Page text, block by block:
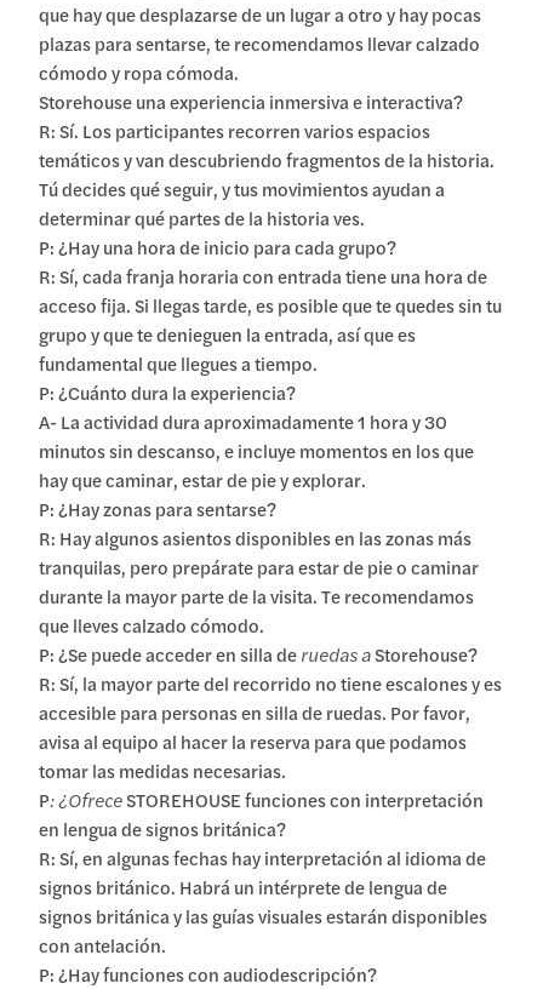
que hay que desplazarse de un lugar a otro y hay pocas
plazas para sentarse, te recomendamos llevar calzado
cómodo y ropa cómoda.
Storehouse una experiencia inmersiva e interactiva?
R: Sí. Los participantes recorren varios espacios
temáticos y van descubriendo fragmentos de la historia.
Tú decides qué seguir, y tus movimientos ayudan a
determinar qué partes de la historia ves.
P: ¿Hay una hora de inicio para cada grupo?
R: Sí, cada franja horaria con entrada tiene una hora de
acceso fija. Si llegas tarde, es posible que te quedes sin tu
grupo y que te denieguen la entrada, así que es
fundamental que llegues a tiempo.
P: ¿Cuánto dura la experiencia?
A- La actividad dura aproximadamente 1 hora y 30
minutos sin descanso, e incluye momentos en los que
hay que caminar, estar de pie y explorar.
P: ¿Hay zonas para sentarse?
R: Hay algunos asientos disponibles en las zonas más
tranquilas, pero prepárate para estar de pie o caminar
durante la mayor parte de la visita. Te recomendamos
que lleves calzado cómodo.
P: ¿Se puede acceder en silla deruedas aStorehouse?
R: Sí, la mayor parte del recorrido no tiene escalones y es
accesible para personas en silla de ruedas. Por favor,
avisa al equipo al hacer la reserva para que podamos
tomar las medidas necesarias.
P: ¿OfreceSTOREHOUSE funciones con interpretación
en lengua de signos británica?
R: Sí, en algunas fechas hay interpretación al idioma de
signos británico. Habrá un intérprete de lengua de
signos británica y las guías visuales estarán disponibles
con antelación.
P: ¿Hay funciones con audiodescripción?